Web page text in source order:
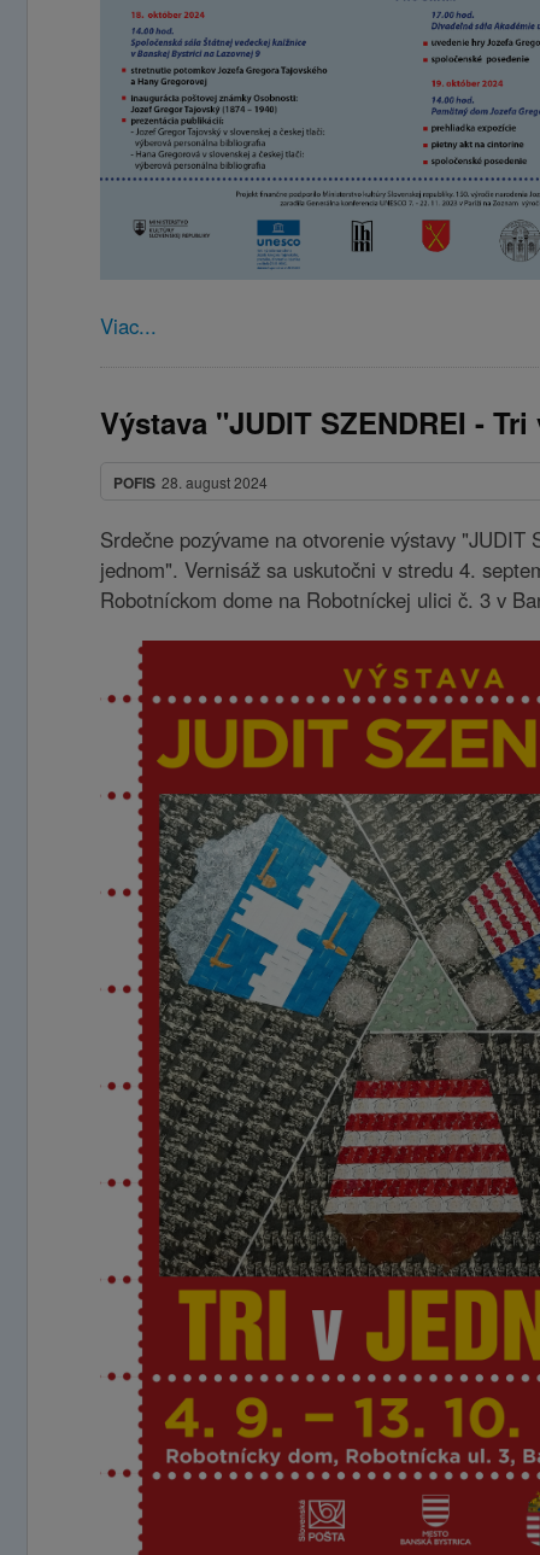
Viac...
Výstava "JUDIT SZENDREI -
POFIS 28. august 2024
Srdečne pozývame na otvorenie výstavy "JUDIT
jednom". Vernisáž sa uskutočni v stredu 4.
Robotníckom dome na Robotníckej ulici č. 3 v